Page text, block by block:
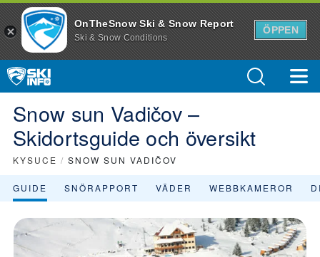
OnTheSnow Ski & Snow Report
Ski & Snow Conditions
ÖPPEN
Snow sun Vadičov –
Skidortsguide och översikt
KYSUCE / SNOW SUN VADIČOV
GUIDE SNÖRAPPORT VÄDER WEBBKAMEROR
Information om Snow sun Vadičov Skidort med skidliftar, liftkort,